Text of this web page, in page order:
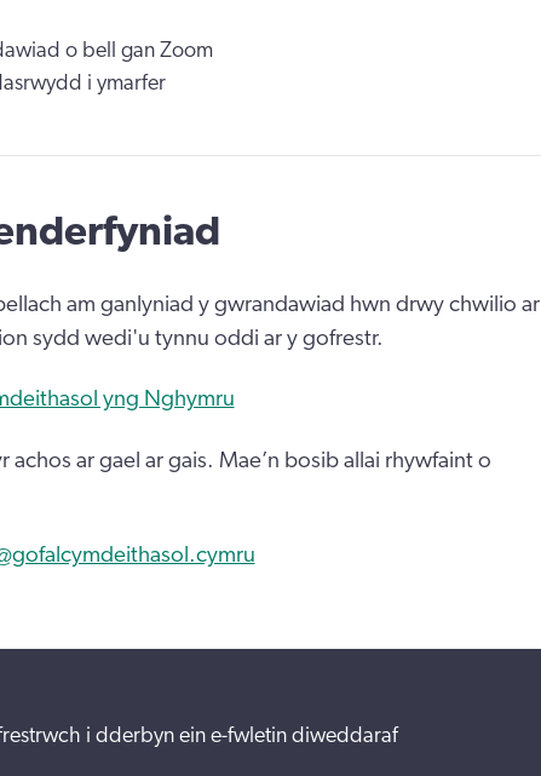
o bell gan Zoom
i ymarfer
am ganlyniad y gwrandawiad hwn drwy chwilio ar
sydd wedi'u tynnu oddi ar y gofrestr.
yng Nghymru
ar gael ar gais. Mae’n bosib allai rhywfaint o
i dderbyn ein e-fwletin diweddaraf